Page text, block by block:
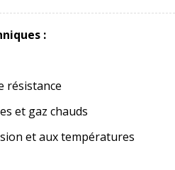
:
résistance
et gaz chauds
et aux températures